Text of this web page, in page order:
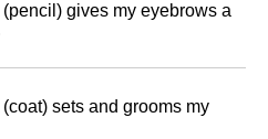
gives my eyebrows a
sets and grooms my